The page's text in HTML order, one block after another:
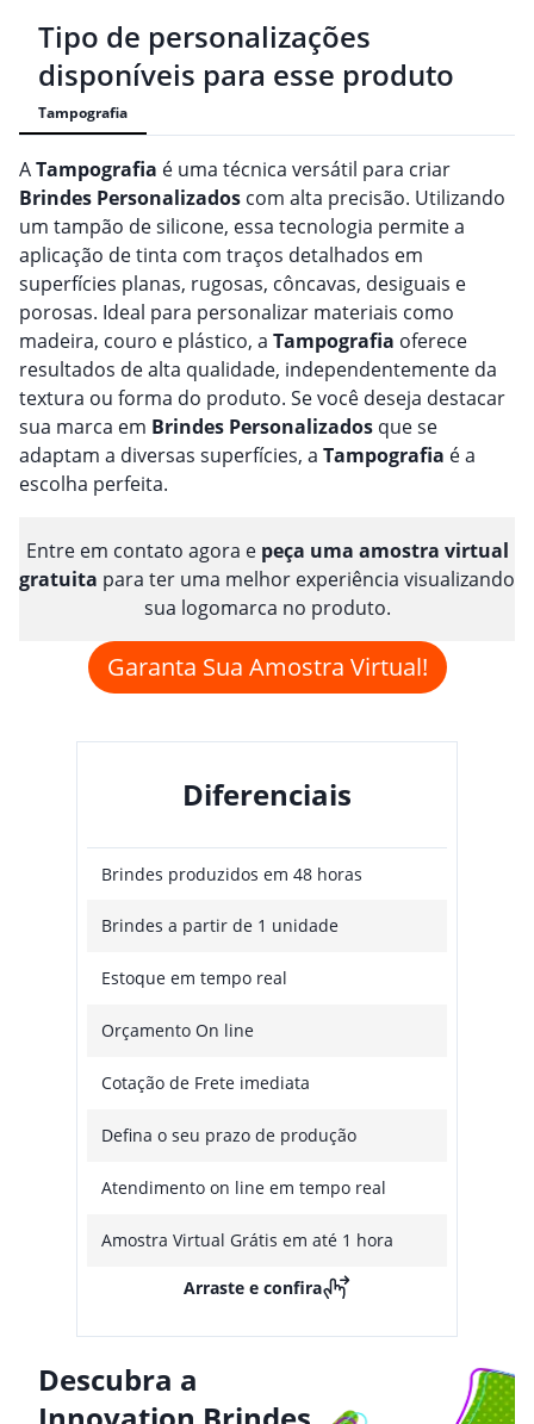
Tipo de personalizações
disponíveis para esse produto
Tampografia
ATampografia é uma técnica versátil para criar
Brindes Personalizados com alta precisão. Utilizando
um tampão de silicone, essa tecnologia permite a
aplicação de tinta com traços detalhados em
superfícies planas, rugosas, côncavas, desiguais e
porosas. Ideal para personalizar materiais como
madeira, couro e plástico, a Tampografia oferece
resultados de alta qualidade, independentemente da
textura ou forma do produto. Se você deseja destacar
sua marca em Brindes Personalizados que se
adaptam a diversas superfícies, a Tampografia é a
escolha perfeita.
Entre em contato agora e peça uma amostra virtual
gratuita para ter uma melhor experiência visualizando
sua logomarca no produto.
Garanta Sua Amostra Virtual!
Diferenciais
Brindes produzidos em 48 horas
Brindes a partir de 1 unidade
Estoque em tempo real
Orçamento On line
Cotação de Frete imediata
Defina o seu prazo de produção
Atendimento on line em tempo real
Amostra Virtual Grátis em até 1 hora
Arraste e confira
Descubra a